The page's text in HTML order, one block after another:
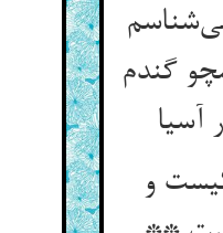
گندم
آسیا
و